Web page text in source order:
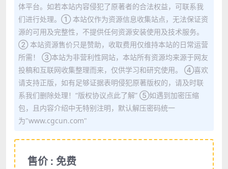
体平台。如若本站内容侵犯了原著者的合法权益，可联系我
们进行处理。① 本站仅作为资源信息收集站点，无法保证资
源的可用及完整性，不提供任何资源安装使用及技术服务。
② 本站资源售价只是赞助，收取费用仅维持本站的日常运营
所需！ ③本站为非营利性网站，本站所有资源均来源于网友
投稿和互联网收集整理而来，仅供学习和研究使用。 ④喜欢
请支持正版，如有足够证据表明侵犯原著版权的，请及时联
系我们删除处理！“版权协议点此了解” ⑤如遇到加密压缩
包，且内容介绍中无特别注明，默认解压密码统一
为"www.cgcun.com"
售价 : 免费